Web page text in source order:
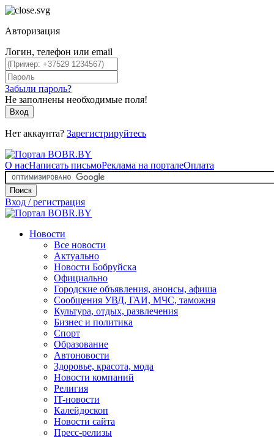
Авторизация
Логин, телефон или email
Забыли пароль?
Не заполнены необходимые поля!
Вход
Нет аккаунта? Зарегистрируйтесь
О насНаписать письмоРеклама на порталеОплата
Поиск
Вход / регистрация
Новости
Все новости
Актуально
Новости Бобруйска
Официально
Городские объявления, анонсы, афиша
Сообщения УВД, ГАИ, МЧС, таможня
Культура, отдых, развлечения
Бизнес и политика
Спорт
Образование
Автоновости
Здоровье, красота, мода
Новости компаний
Религия
IT-новости
Калейдоскоп
Новости сайта
Пресс-релизы